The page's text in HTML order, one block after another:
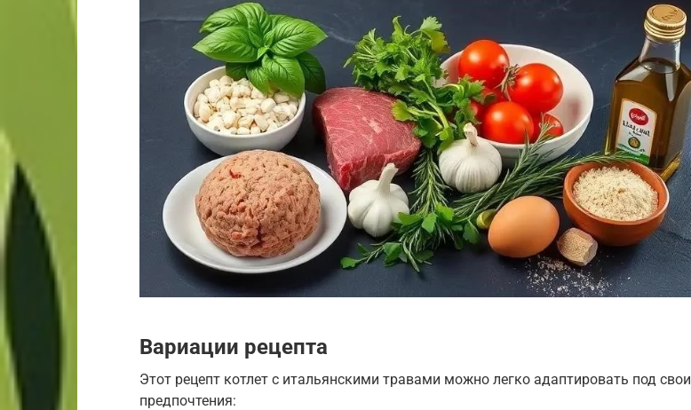
Вариации рецепта
Этот рецепт котлет с итальянскими травами можно легко адаптировать под свои
предпочтения: